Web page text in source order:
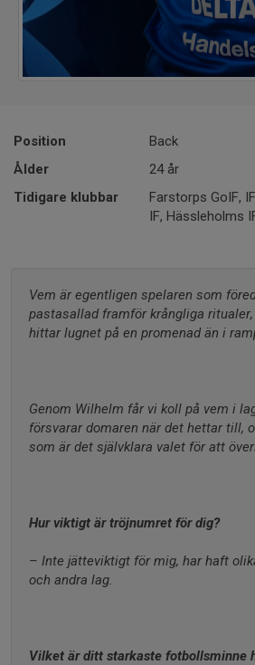
Position
Back
Ålder
24 år
Tidigare klubbar
Farstorps GoIF,
IF, Hässleholms
Vem är egentligen spelaren som
pastasallad framför krångliga
hittar lugnet på en promenad än i
Genom Wilhelm får vi koll på vem i
försvarar domaren när det hettar till,
som är det självklara valet för att
Hur viktigt är tröjnumret för dig?
– Inte jätteviktigt för mig, har haft
och andra lag.
Vilket är ditt starkaste fotbollsminne